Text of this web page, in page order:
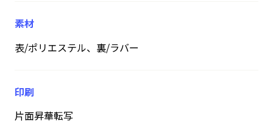
素材
表/ポリエステル、裏/ラバー
印刷
片面昇華転写